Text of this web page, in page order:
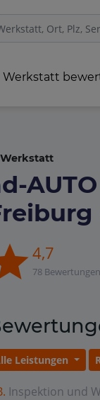
Werkstatt
Werkstatt
4,7
78 Bewertungen
Leistungen
Inspektion und